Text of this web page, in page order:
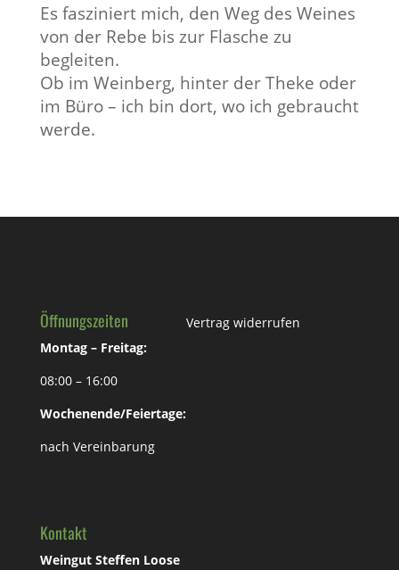
Es fasziniert mich, den Weg des Weines
von der Rebe bis zur Flasche zu
begleiten.
Ob im Weinberg, hinter der Theke oder
im Büro – ich bin dort, wo ich gebraucht
werde.
Öffnungszeiten
Montag – Freitag:
08:00 – 16:00
Wochenende/Feiertage:
nach Vereinbarung
Vertrag widerrufen
Kontakt
Weingut Steffen Loose